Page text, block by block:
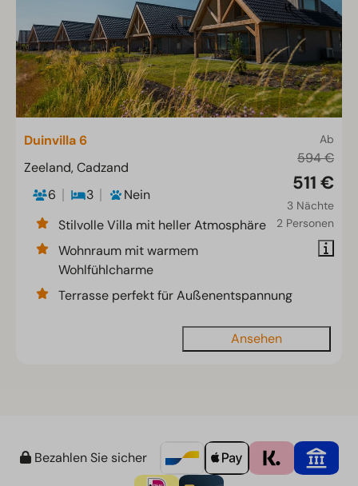
Ab
594 €
511 €
3 Nächte
2 Personen
Duinvilla 6
Zeeland, Cadzand
6
3
Nein
Stilvolle Villa mit heller Atmosphäre
Wohnraum mit warmem
Wohlfühlcharme
Terrasse perfekt für Außenentspannung
Ansehen
Bezahlen Sie sicher